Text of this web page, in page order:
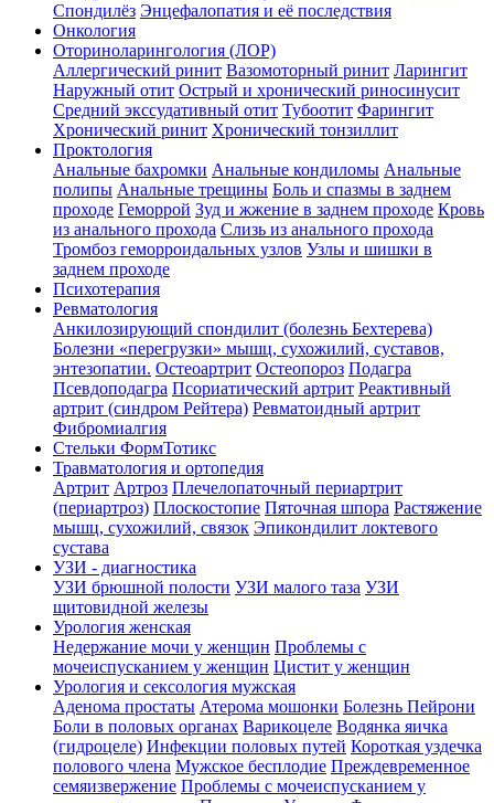
Спондилёз Энцефалопатия и её последствия
Онкология
Оториноларингология (ЛОР)
Аллергический ринит Вазомоторный ринит Ларингит
Наружный отит Острый и хронический риносинусит
Средний экссудативный отит Тубоотит Фарингит
Хронический ринит Хронический тонзиллит
Проктология
Анальные бахромки Анальные кондиломы Анальные
полипы Анальные трещины Боль и спазмы в заднем
проходе Геморрой Зуд и жжение в заднем проходе Кровь
из анального прохода Слизь из анального прохода
Тромбоз геморроидальных узлов Узлы и шишки в
заднем проходе
Психотерапия
Ревматология
Анкилозирующий спондилит (болезнь Бехтерева)
Болезни «перегрузки» мышц, сухожилий, суставов,
энтезопатии. Остеоартрит Остеопороз Подагра
Псевдоподагра Псориатический артрит Реактивный
артрит (синдром Рейтера) Ревматоидный артрит
Фибромиалгия
Стельки ФормТотикс
Травматология и ортопедия
Артрит Артроз Плечелопаточный периартрит
(периартроз) Плоскостопие Пяточная шпора Растяжение
мышц, сухожилий, связок Эпикондилит локтевого
сустава
УЗИ - диагностика
УЗИ брюшной полости УЗИ малого таза УЗИ
щитовидной железы
Урология женская
Недержание мочи у женщин Проблемы с
мочеиспусканием у женщин Цистит у женщин
Урология и сексология мужская
Аденома простаты Атерома мошонки Болезнь Пейрони
Боли в половых органах Варикоцеле Водянка яичка
(гидроцеле) Инфекции половых путей Короткая уздечка
полового члена Мужское бесплодие Преждевременное
семяизвержение Проблемы с мочеиспусканием у